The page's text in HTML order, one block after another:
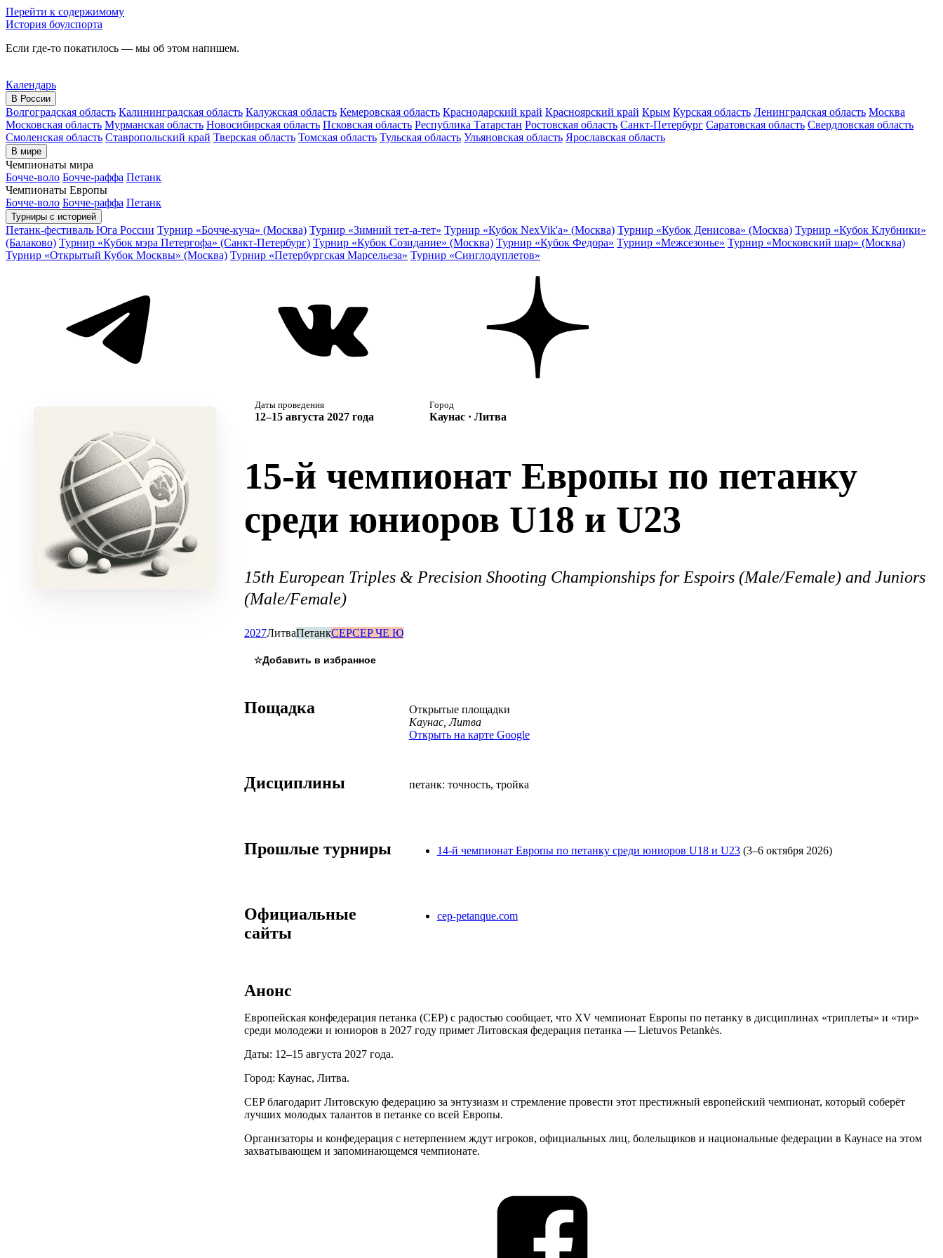
Перейти к содержимому
История боулспорта
Если где-то покатилось — мы об этом напишем.
Календарь
В России
Волгоградская область Калининградская область Калужская область Кемеровская область Краснодарский край Красноярский край Крым Курская область Ленинградская область Москва
Московская область Мурманская область Новосибирская область Псковская область Республика Татарстан Ростовская область Санкт-Петербург Саратовская область Свердловская область
Смоленская область Ставропольский край Тверская область Томская область Тульская область Ульяновская область Ярославская область
В мире
Чемпионаты мира
Бочче-воло Бочче-раффа Петанк
Чемпионаты Европы
Бочче-воло Бочче-раффа Петанк
Турниры с историей
Петанк-фестиваль Юга России Турнир «Бочче-куча» (Москва) Турнир «Зимний тет-а-тет» Турнир «Кубок NexVik'a» (Москва) Турнир «Кубок Денисова» (Москва) Турнир «Кубок Клубники»
(Балаково) Турнир «Кубок мэра Петергофа» (Санкт-Петербург) Турнир «Кубок Созидание» (Москва) Турнир «Кубок Федора» Турнир «Межсезонье» Турнир «Московский шар» (Москва)
Турнир «Открытый Кубок Москвы» (Москва) Турнир «Петербургская Марсельеза» Турнир «Синглодуплетов»
Даты проведения
12–15 августа 2027 года
Город
Каунас · Литва
15-й чемпионат Европы по петанку
среди юниоров U18 и U23
15th European Triples & Precision Shooting Championships for Espoirs (Male/Female) and Juniors
(Male/Female)
2027ЛитваПетанкCEPCEP ЧЕ Ю
☆
Пощадка
Открытые площадки
Каунас, Литва
Открыть на карте Google
Дисциплины петанк: точность, тройка
Прошлые турниры 14-й чемпионат Европы по петанку среди юниоров U18 и U23 (3–6 октября 2026)
Официальные
сайты
cep-petanque.com
Анонс
Европейская конфедерация петанка (CEP) с радостью сообщает, что XV чемпионат Европы по петанку в дисциплинах «триплеты» и «тир»
среди молодежи и юниоров в 2027 году примет Литовская федерация петанка — Lietuvos Petankės.
Даты: 12–15 августа 2027 года.
Город: Каунас, Литва.
CEP благодарит Литовскую федерацию за энтузиазм и стремление провести этот престижный европейский чемпионат, который соберёт
лучших молодых талантов в петанке со всей Европы.
Организаторы и конфедерация с нетерпением ждут игроков, официальных лиц, болельщиков и национальные федерации в Каунасе на этом
захватывающем и запоминающемся чемпионате.